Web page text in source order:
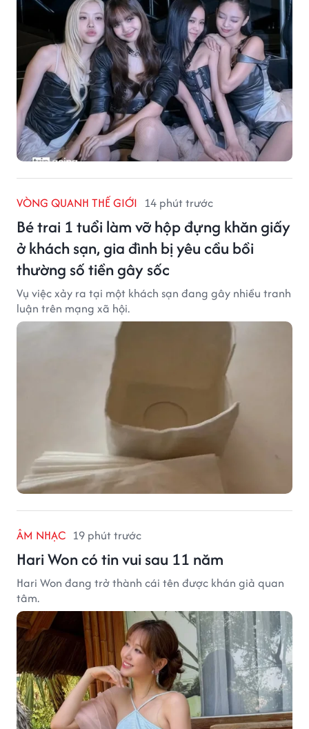
VÒNG QUANH THẾ GIỚI 14 phút trước
Bé trai 1 tuổi làm vỡ hộp đựng khăn giấy
ở khách sạn, gia đình bị yêu cầu bồi
thường số tiền gây sốc
Vụ việc xảy ra tại một khách sạn đang gây nhiều tranh
luận trên mạng xã hội.
ÂM NHẠC 19 phút trước
Hari Won có tin vui sau 11 năm
Hari Won đang trở thành cái tên được khán giả quan
tâm.